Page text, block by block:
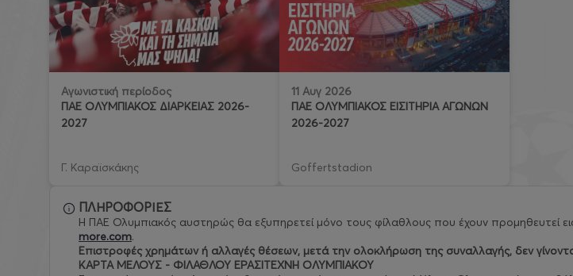
Αγωνιστική περίοδος
ΠΑΕ ΟΛΥΜΠΙΑΚΟΣ ΔΙΑΡΚΕΙΑΣ 2026-
2027
Γ. Καραϊσκάκης
11 Αυγ 2026
ΠΑΕ ΟΛΥΜΠΙΑΚΟΣ ΕΙΣΙΤΗΡΙΑ ΑΓΩΝΩΝ
2026-2027
Goffertstadion
ΠΛΗΡΟΦΟΡΙΕΣ
Η ΠΑΕ Ολυμπιακός αυστηρώς θα εξυπηρετεί μόνο τους φίλαθλους που έχουν προμηθευτεί
more.com.
Eπιστροφές χρημάτων ή αλλαγές θέσεων, μετά την ολοκλήρωση της συναλλαγής, δεν
ΚΑΡΤΑ ΜΕΛΟΥΣ - ΦΙΛΑΘΛΟΥ ΕΡΑΣΙΤΕΧΝΗ ΟΛΥΜΠΙΑΚΟΥ